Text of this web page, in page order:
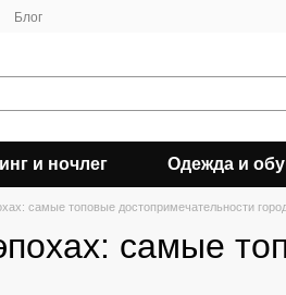
Блог
и ночлег Одежда и
самые топовые достопримечательности
самые